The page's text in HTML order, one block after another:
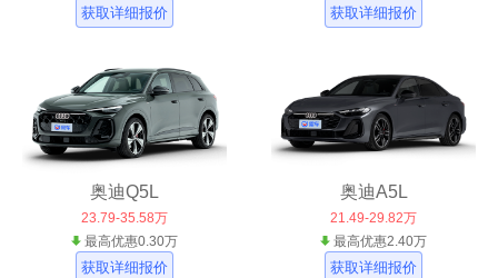
获取详细报价 获取详细报价
奥迪Q5L
23.79-35.58万
最高优惠0.30万
获取详细报价
奥迪A5L
21.49-29.82万
最高优惠2.40万
获取详细报价